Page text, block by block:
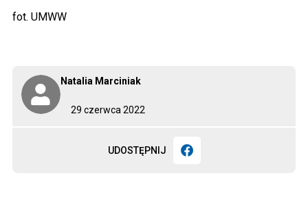
29 czerwca 2022
Natalia Marciniak
UDOSTĘPNIJ
fot. UMWW